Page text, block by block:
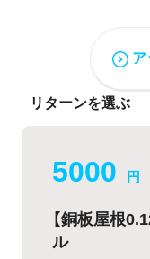
リターンを選ぶ
5000 円
【銅板屋根
ル